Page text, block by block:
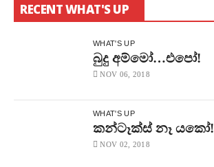
RECENT WHAT'S UP
WHAT'S UP
බුදු අම්මෝ…එපෝ!
NOV 06, 2018
WHAT'S UP
කන්ටෑක්ස් නෑ යකෝ!
NOV 02, 2018